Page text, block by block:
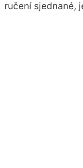
ručení sjednané,